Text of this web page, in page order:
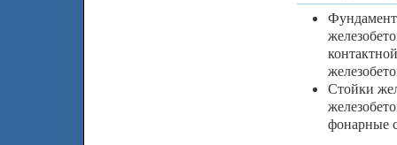
Стойки
фонарные